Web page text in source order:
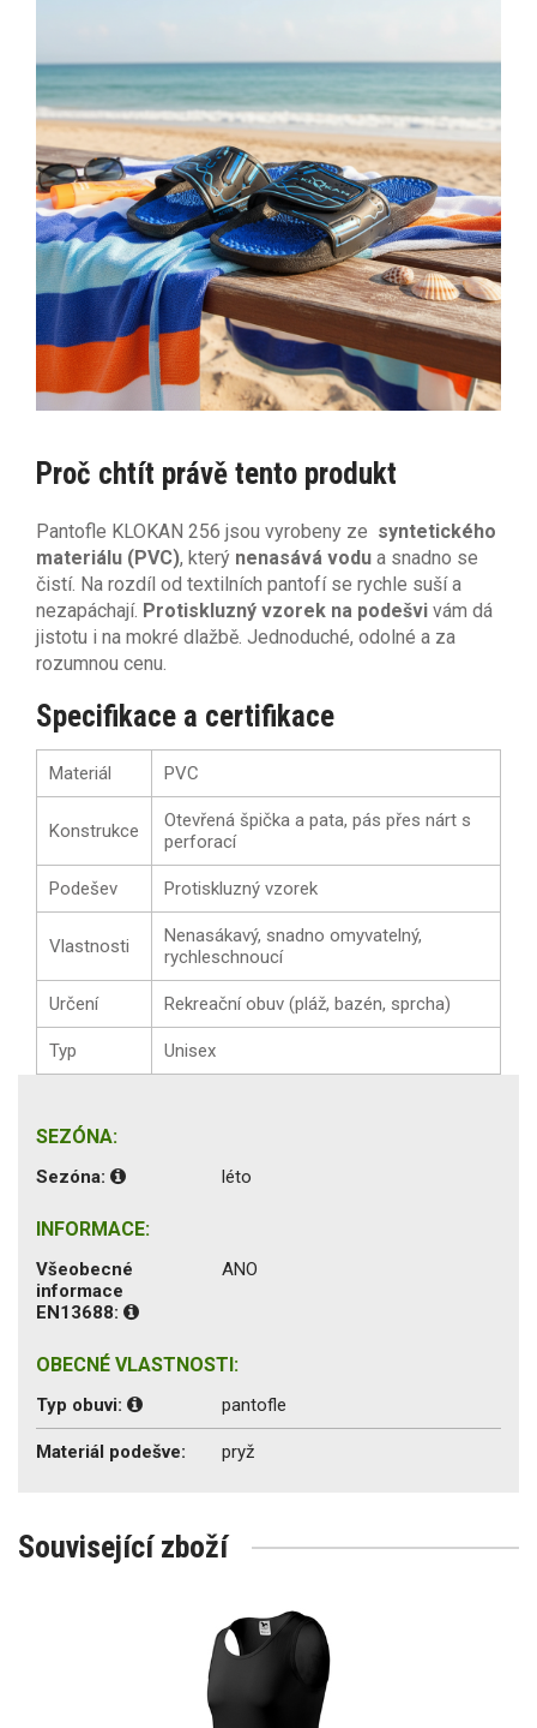
Proč chtít právě tento produkt
Pantofle KLOKAN 256 jsou vyrobeny ze syntetického
materiálu (PVC), který nenasává vodu a snadno se
čistí. Na rozdíl od textilních pantofí se rychle suší a
nezapáchají. Protiskluzný vzorek na podešvi vám dá
jistotu i na mokré dlažbě. Jednoduché, odolné a za
rozumnou cenu.
Specifikace a certifikace
Materiál PVC
Konstrukce
Otevřená špička a pata, pás přes nárt s
perforací
Podešev Protiskluzný vzorek
Vlastnosti
Nenasákavý, snadno omyvatelný,
rychleschnoucí
Určení Rekreační obuv (pláž, bazén, sprcha)
Typ Unisex
SEZÓNA:
Sezóna: léto
INFORMACE:
Všeobecné
informace
EN13688:
ANO
OBECNÉ VLASTNOSTI:
Typ obuvi: pantofle
Materiál podešve: pryž
Související zboží